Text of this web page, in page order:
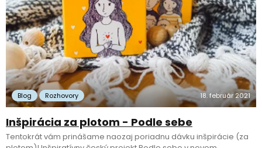
Blog Rozhovory 18. február 2021
Inšpirácia za plotom - Podle sebe
Tentokrát vám prinášame naozaj poriadnu dávku inšpirácie (za